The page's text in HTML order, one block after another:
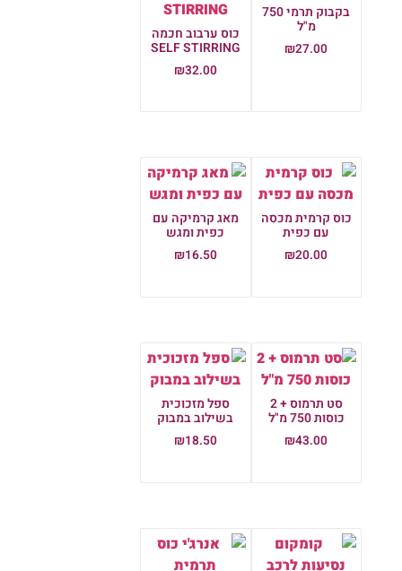
בקבוק תרמי 750
מ"ל
₪27.00
כוס ערבוב חכמה
SELF STIRRING
₪32.00
כוס קרמית מכסה
עם כפית
₪20.00
מאג קרמיקה עם
כפית ומגש
₪16.50
סט תרמוס + 2
כוסות 750 מ"ל
₪43.00
ספל מזכוכית
בשילוב במבוק
₪18.50